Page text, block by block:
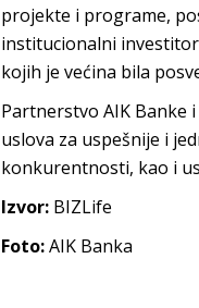
projekte i programe,
institucionalni
kojih je većina bila
Partnerstvo AIK Banke
uslova za uspešnije i
konkurentnosti, kao i
Izvor: BIZLife
Foto:AIK Banka